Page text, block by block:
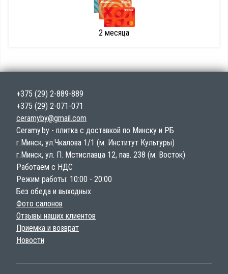
2 месяца
+375 (29) 2-889-889
+375 (29) 2-071-071
ceramyby@gmail.com
Ceramy.by - плитка с доставкой по Минску и РБ
г.Минск, ул.Чкалова 1/1 (м. Институт Культуры)
г.Минск, ул. П. Мстиславца 12, пав. 238 (м. Восток)
Работаем с НДС
Режим работы: 10:00 - 20:00
Без обеда и выходных
Фото салонов
Отзывы наших клиентов
Приемка и возврат
Новости